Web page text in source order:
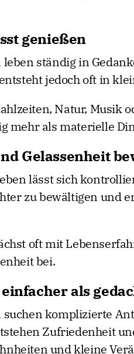
genießen
leben ständig in
jedoch oft in
Natur, Musik
mehr als materielle
Gelassenheit
lässt sich
zu bewältigen und
oft mit
bei.
als
suchen komplizierte
Zufriedenheit
und kleine